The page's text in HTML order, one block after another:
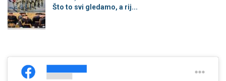
Što to svi gledamo, a rij...